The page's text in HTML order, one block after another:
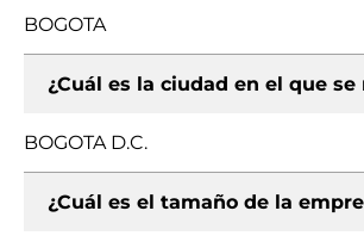
BOGOTA
¿Cuál es la ciudad en el que se
BOGOTA D.C.
¿Cuál es el tamaño de la